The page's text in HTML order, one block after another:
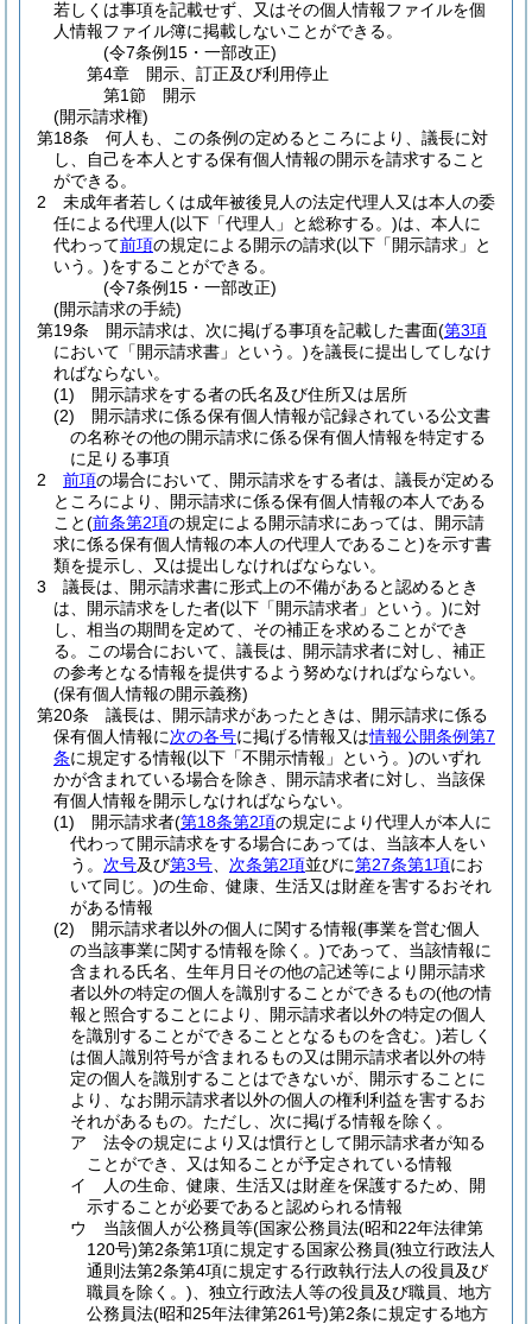
若しくは事項を記載せず、又はその個人情報ファイルを個
人情報ファイル簿に掲載しないことができる。
(令7条例15・一部改正)
第4章
開示、訂正及び利用停止
第1節
開示
(開示請求権)
第18条
何人も、この条例の定めるところにより、議長に対
し、自己を本人とする保有個人情報の開示を請求すること
ができる。
2
未成年者若しくは成年被後見人の法定代理人又は本人の委
任による代理人(以下「代理人」と総称する。)は、本人に
代わって前項の規定による開示の請求(以下「開示請求」と
いう。)をすることができる。
(令7条例15・一部改正)
(開示請求の手続)
第19条
開示請求は、次に掲げる事項を記載した書面(第3項
において「開示請求書」という。)を議長に提出してしなけ
ればならない。
(1)
開示請求をする者の氏名及び住所又は居所
(2)
開示請求に係る保有個人情報が記録されている公文書
の名称その他の開示請求に係る保有個人情報を特定する
に足りる事項
2
前項の場合において、開示請求をする者は、議長が定める
ところにより、開示請求に係る保有個人情報の本人である
こと(前条第2項の規定による開示請求にあっては、開示請
求に係る保有個人情報の本人の代理人であること)を示す書
類を提示し、又は提出しなければならない。
3
議長は、開示請求書に形式上の不備があると認めるとき
は、開示請求をした者(以下「開示請求者」という。)に対
し、相当の期間を定めて、その補正を求めることができ
る。
この場合において、議長は、開示請求者に対し、補正
の参考となる情報を提供するよう努めなければならない。
(保有個人情報の開示義務)
第20条
議長は、開示請求があったときは、開示請求に係る
保有個人情報に次の各号に掲げる情報又は情報公開条例第7
条に規定する情報(以下「不開示情報」という。)のいずれ
かが含まれている場合を除き、開示請求者に対し、当該保
有個人情報を開示しなければならない。
(1)
開示請求者(第18条第2項の規定により代理人が本人に
代わって開示請求をする場合にあっては、当該本人をい
う。 次号及び第3号 次条第2項並びに第27条第1項にお
いて同じ。)の生命、健康、生活又は財産を害するおそれ
がある情報
(2)
開示請求者以外の個人に関する情報(事業を営む個人
の当該事業に関する情報を除く。)であって、当該情報に
含まれる氏名、生年月日その他の記述等により開示請求
者以外の特定の個人を識別することができるもの(他の情
報と照合することにより、開示請求者以外の特定の個人
を識別することができることとなるものを含む。)若しく
は個人識別符号が含まれるもの又は開示請求者以外の特
定の個人を識別することはできないが、開示することに
より、なお開示請求者以外の個人の権利利益を害するお
それがあるもの。 ただし、次に掲げる情報を除く。
ア
法令の規定により又は慣行として開示請求者が知る
ことができ、又は知ることが予定されている情報
イ
人の生命、健康、生活又は財産を保護するため、開
示することが必要であると認められる情報
ウ
当該個人が公務員等(国家公務員法(昭和22年法律第
120号)第2条第1項に規定する国家公務員(独立行政法人
通則法第2条第4項に規定する行政執行法人の役員及び
職員を除く。) 、独立行政法人等の役員及び職員、地方
公務員法(昭和25年法律第261号)第2条に規定する地方